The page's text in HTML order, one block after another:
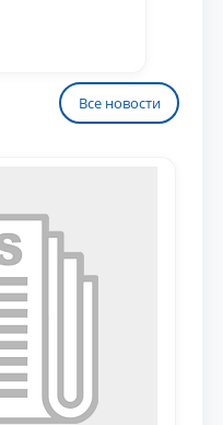
Все новости